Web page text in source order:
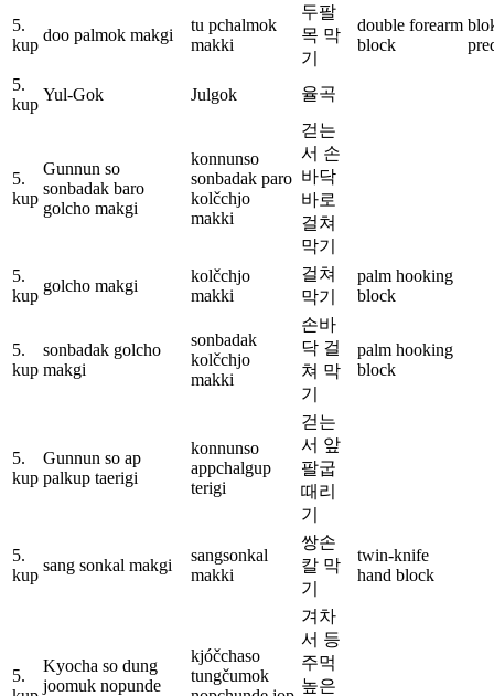
5.
kup
doo palmok makgi
tu pchalmok
makki
두팔
목 막
기
double forearm
block
5.
kup
Yul-Gok Julgok 율곡
5.
kup
Gunnun so
sonbadak baro
golcho makgi
konnunso
sonbadak paro
kolčchjo
makki
걷는
서 손
바닥
바로
걸쳐
막기
5.
kup
golcho makgi
kolčchjo
makki
걸쳐
막기
palm hooking
block
5.
kup
sonbadak golcho
makgi
sonbadak
kolčchjo
makki
손바
닥 걸
쳐 막
기
palm hooking
block
5.
kup
Gunnun so ap
palkup taerigi
konnunso
appchalgup
terigi
걷는
서 앞
팔굽
때리
기
5.
kup
sang sonkal makgi
sangsonkal
makki
쌍손
칼 막
기
twin-knife
hand block
5.
Kyocha so dung
joomuk nopunde
kjóčchaso
tungčumok
겨차
서 등
주먹
높은